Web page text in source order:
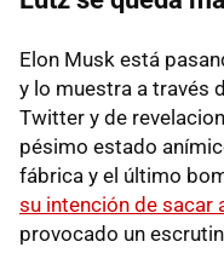
Elon Musk está
y lo muestra a través
Twitter y de
pésimo estado
fábrica y el último
su intención de sacar
provocado un